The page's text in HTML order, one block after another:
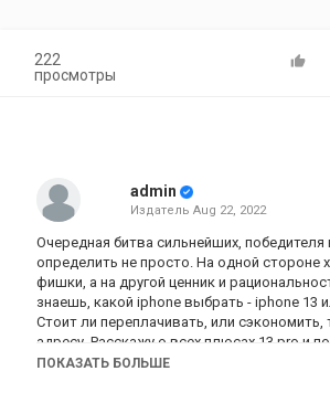
222
просмотры
admin
Издатель Aug 22, 2022
Очередная битва сильнейших, победителя
определить не просто. На одной стороне
фишки, а на другой ценник и
знаешь, какой iphone выбрать - iphone 13
Стоит ли переплачивать, или сэкономить,
адресу. Расскажу о всех плюсах 13 pro и
просто 13
ПОКАЗАТЬ БОЛЬШЕ